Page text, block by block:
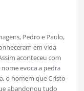
Pedro e Paulo,
em vida
aconteceu com
evoca a pedra
o homem que Cristo
abandonou tudo